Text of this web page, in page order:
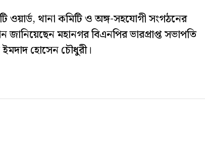
থানা কমিটি ও অঙ্গ-সহযোগী সংগঠনের
জানিয়েছেন মহানগর বিএনপির ভারপ্রাপ্ত সভাপতি
হোসেন চৌধুরী।